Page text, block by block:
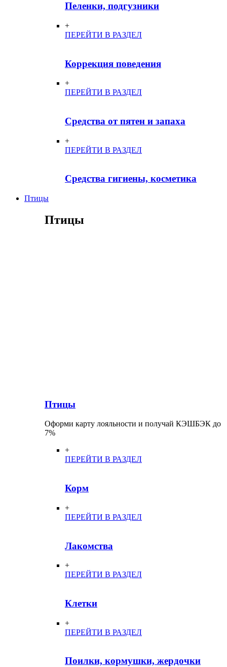
Пеленки, подгузники
+
ПЕРЕЙТИ В РАЗДЕЛ
Коррекция поведения
+
ПЕРЕЙТИ В РАЗДЕЛ
Средства от пятен и запаха
+
ПЕРЕЙТИ В РАЗДЕЛ
Средства гигиены, косметика
Птицы
Птицы
Птицы
Оформи карту лояльности и получай КЭШБЭК до
7%
+
ПЕРЕЙТИ В РАЗДЕЛ
Корм
+
ПЕРЕЙТИ В РАЗДЕЛ
Лакомства
+
ПЕРЕЙТИ В РАЗДЕЛ
Клетки
+
ПЕРЕЙТИ В РАЗДЕЛ
Поилки, кормушки, жердочки